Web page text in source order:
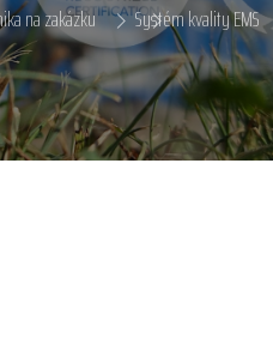
na zakázku
Systém kvality EMS